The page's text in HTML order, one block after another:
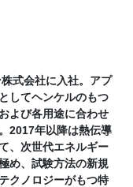
式会社に入社。アプ
してヘンケルのもつ
よび各用途に合わせ
2017年以降は熱伝導
、次世代エネルギー
め、試験方法の新規
クノロジーがもつ特